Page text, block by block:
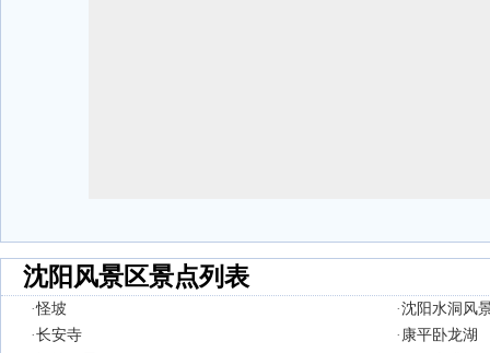
沈阳风景区景点列表
·怪坡 ·沈阳水洞风
·长安寺 · 康平卧龙湖